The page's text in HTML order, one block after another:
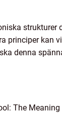
principer kan
denna
The